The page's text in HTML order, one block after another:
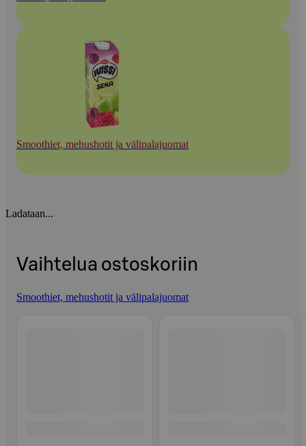
Smoothiet, mehushotit ja välipalajuomat
Ladataan...
Vaihtelua ostoskoriin
Smoothiet, mehushotit ja välipalajuomat